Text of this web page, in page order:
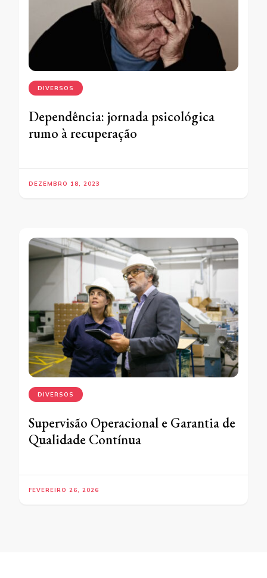
DIVERSOS
Dependência: jornada psicológica
rumo à recuperação
DEZEMBRO 18, 2023
DIVERSOS
Supervisão Operacional e Garantia de
Qualidade Contínua
FEVEREIRO 26, 2026